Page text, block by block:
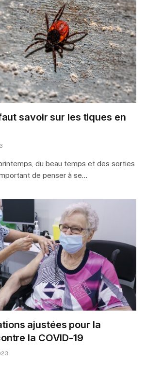
savoir sur les tiques en
du beau temps et des sorties
de penser à se…
ajustées pour la
la COVID-19